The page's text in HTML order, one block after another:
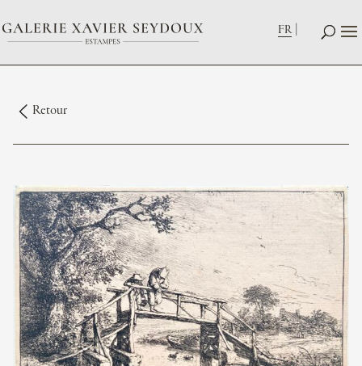
FR
Retour